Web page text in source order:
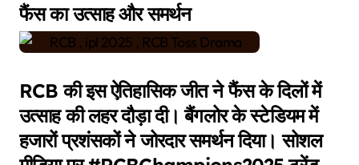
फैंस का उत्साह और समर्थन
RCB की इस ऐतिहासिक जीत ने फैंस के दिलों में
उत्साह की लहर दौड़ा दी। बैंगलोर के स्टेडियम में
हजारों प्रशंसकों ने जोरदार समर्थन दिया। सोशल